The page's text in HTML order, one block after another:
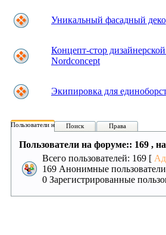
Уникальный фасадный
Концепт-стор
Nordconcept
Экипировка для
Пользователи на форуме:
Поиск Права
Пользователи на форуме:: 169 ,
Всего пользователей: 169 [
169 Анонимные
0 Зарегистрированные